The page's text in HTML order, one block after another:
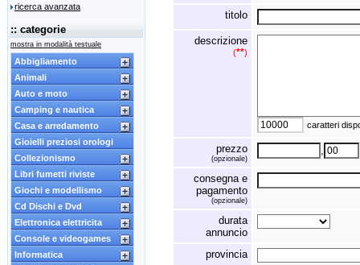
ricerca avanzata
:: categorie
mostra in modalità testuale
Abbigliamento
Animali
Auto e moto
Camping e nautica
Casa e arredamento
Gioielli preziosi orologi
Collezionismo
Libri fumetti riviste
Giochi e modellismo
Cd Dischi e Dvd
Elettronica elettricita
Console e videogames
Informatica
titolo
descrizione
(**)
caratteri
prezzo
(opzionale)
,
consegna e
pagamento
(opzionale)
durata
annuncio
provincia